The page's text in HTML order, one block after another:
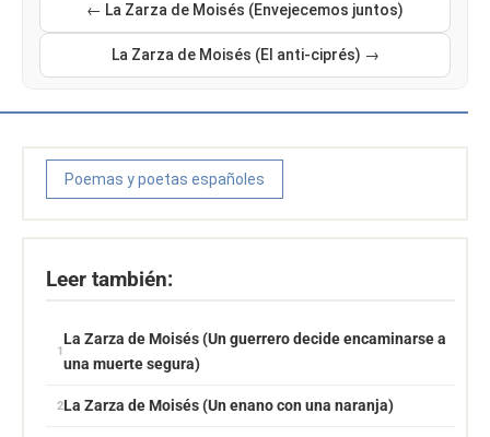
← La Zarza de Moisés (Envejecemos juntos)
La Zarza de Moisés (El anti-ciprés) →
Poemas y poetas españoles
Leer también:
La Zarza de Moisés (Un guerrero decide encaminarse a
una muerte segura)
La Zarza de Moisés (Un enano con una naranja)